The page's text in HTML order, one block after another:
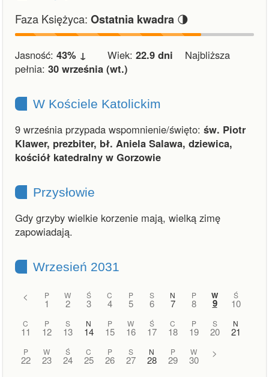
Faza Księżyca: Ostatnia kwadra 🌗
Jasność: 43% ↓ Wiek: 22.9 dni Najbliższa
pełnia: 30 września (wt.)
W Kościele Katolickim
9 września przypada wspomnienie/święto: św. Piotr
Klawer, prezbiter, bł. Aniela Salawa, dziewica,
kościół katedralny w Gorzowie
Przysłowie
Gdy grzyby wielkie korzenie mają, wielką zimę
zapowiadają.
Wrzesień 2031
< P
1
W
2
Ś
3
C
4
P
5
S
6
N
7
P
8
W
9
Ś
10
C
11
P
12
S
13
N
14
P
15
W
16
Ś
17
C
18
P
19
S
20
N
21
P
22
W
23
Ś
24
C
25
P
26
S
27
N
28
P
29
W
30
>